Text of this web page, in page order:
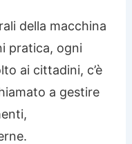
della macchina
pratica, ogni
ai cittadini, c’è
a gestire